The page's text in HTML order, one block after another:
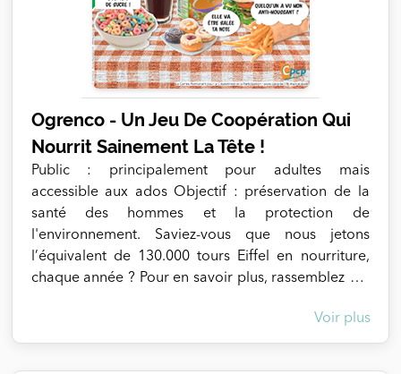
Voir plus
Ogrenco - Un Jeu De Coopération Qui
Nourrit Sainement La Tête !
Public : principalement pour adultes mais
accessible aux ados Objectif : préservation de la
santé des hommes et la protection de
l'environnement. Saviez-vous que nous jetons
l’équivalent de 130.000 tours Eiffel en nourriture,
chaque année ? Pour en savoir plus, rassemblez 3 à
des agriculteur·rice·s respectant la Terre, des
nutritionnistes promouvant la consommation de